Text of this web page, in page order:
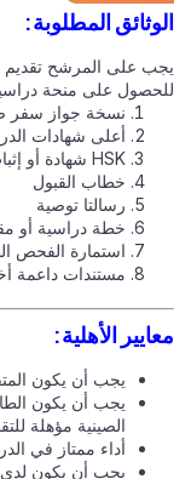
المطلوبة:
على المرشح تقديم
على منحة دراسية:
نسخة جواز سفر
أعلى شهادات
HSK شهادة أو إثبات اللغة الإنجليزية
خطاب القبول
رسالتا توصية
خطة دراسية أو مقترح
استمارة الفحص
مستندات داعمة
الأهلية:
يجب أن يكون
يجب أن يكون
الصينية مؤهلة
أداء ممتاز في
يجب أن يكون لدى